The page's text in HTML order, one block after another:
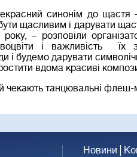
синонім до щастя
щасливим і дарувати
року, – розповіли
і важливість
і будемо дарувати
вдома красиві
чекають танцювальні флеш-
Новини